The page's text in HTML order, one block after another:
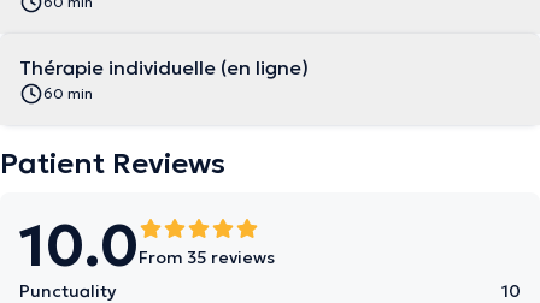
Thérapie individuelle (en ligne)
60 min
Patient Reviews
10.0From 35 reviews
Punctuality
10